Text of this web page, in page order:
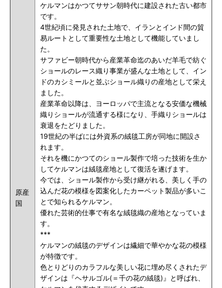
原産
国
ケルマンはかつてササン朝時代に建設された古い都市
です。
4世紀頃に発見された土地で、イランとインド間の貿
易ルートとして重要性な土地として機能していまし
た。
サファビー朝時代から産業革命迄のあいだ羊毛で紡ぐ
ショールのレース織り事業が盛んな土地として、イン
ドのカシミールと並ぶショール織りの産地として栄え
ました。
産業革命以降は、ヨーロッパで主流となる安価な機械
織りショールが流通する様になり、手織りショールは
衰退をたどりました。
19世紀の半ばには外資系の絨毯工房が同地に開設さ
れます。
それを機にかつてのショール製作で培った技術を生か
してケルマンは絨毯産地として復活を遂げます。
今では、ショール製作から受け継がれる、美しく手の
込んだ花の模様を図案化したカーペット製品が多いこ
とで知られるケルマン。
優れた芸術的仕事で有名な絨毯織の産地となっていま
す。
***
ケルマンの絨毯のデザインは繊細で華やかな花の模様
が特徴です。
色とりどりのカラフルな美しい花に埋め尽くされたデ
ザインは『ヘサルゴル(＝千の花の絨毯)』と呼ばれ、